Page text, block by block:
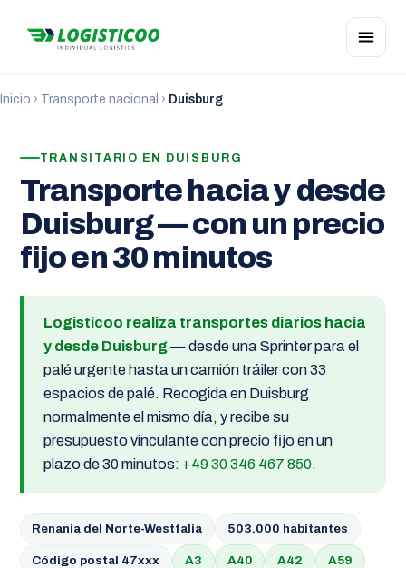
Inicio › Transporte nacional › Duisburg
TRANSITARIO EN DUISBURG
Transporte hacia y desde
Duisburg — con un precio
fijo en 30 minutos
Logisticoo realiza transportes diarios hacia
y desde Duisburg— desde una Sprinter para el
palé urgente hasta un camión tráiler con 33
espacios de palé. Recogida en Duisburg
normalmente el mismo día, y recibe su
presupuesto vinculante con precio fijo en un
plazo de 30 minutos: +49 30 346 467 850.
Renania del Norte-Westfalia 503.000 habitantes
Código postal 47xxx A3 A40 A42 A59